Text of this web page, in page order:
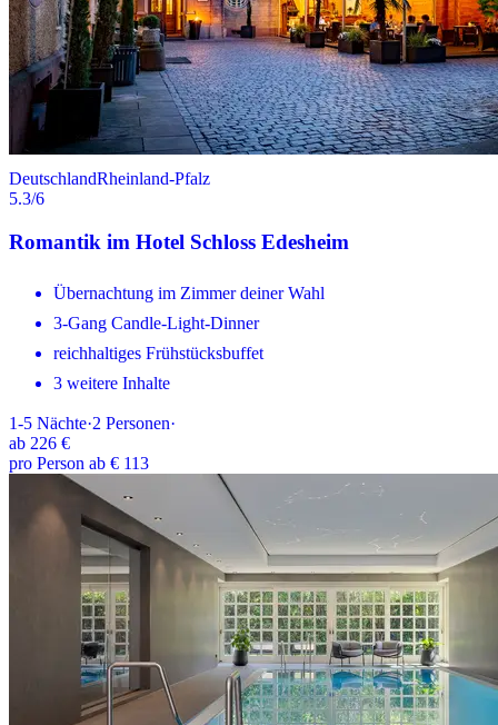
DeutschlandRheinland-Pfalz
5.3/6
Romantik im Hotel Schloss Edesheim
Übernachtung im Zimmer deiner Wahl
3-Gang Candle-Light-Dinner
reichhaltiges Frühstücksbuffet
3 weitere Inhalte
1-5 Nächte·2 Personen·
ab 226 €
pro Person ab € 113